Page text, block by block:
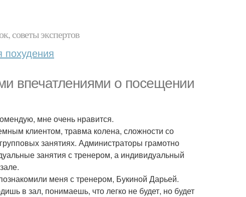
советы экспертов
похудения
впечатлениями о посещении
мне очень нравится.
клиентом, травма колена, сложности со
занятиях. Администраторы грамотно
занятия с тренером, а индивидуальный
меня с тренером, Букиной Дарьей.
в зал, понимаешь, что легко не будет, но будет